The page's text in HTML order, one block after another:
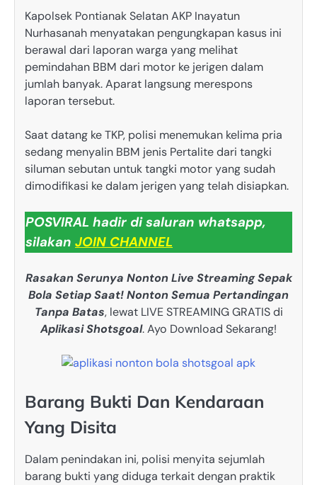
Kapolsek Pontianak Selatan AKP Inayatun
Nurhasanah menyatakan pengungkapan kasus ini
berawal dari laporan warga yang melihat
pemindahan BBM dari motor ke jerigen dalam
jumlah banyak. Aparat langsung merespons
laporan tersebut.
Saat datang ke TKP, polisi menemukan kelima pria
sedang menyalin BBM jenis Pertalite dari tangki
siluman sebutan untuk tangki motor yang sudah
dimodifikasi ke dalam jerigen yang telah disiapkan.
POSVIRAL hadir di saluran whatsapp,
silakan JOIN CHANNEL
Rasakan Serunya Nonton Live Streaming Sepak
Bola Setiap Saat! Nonton Semua Pertandingan
Tanpa Batas, lewat LIVE STREAMING GRATIS di
Aplikasi Shotsgoal. Ayo Download Sekarang!
Barang Bukti Dan Kendaraan
Yang Disita
Dalam penindakan ini, polisi menyita sejumlah
barang bukti yang diduga terkait dengan praktik